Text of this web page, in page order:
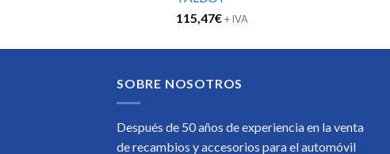
115,47€+ IVA
SOBRE NOSOTROS
Después de 50 años de experiencia en la venta
de recambios y accesorios para el automóvil